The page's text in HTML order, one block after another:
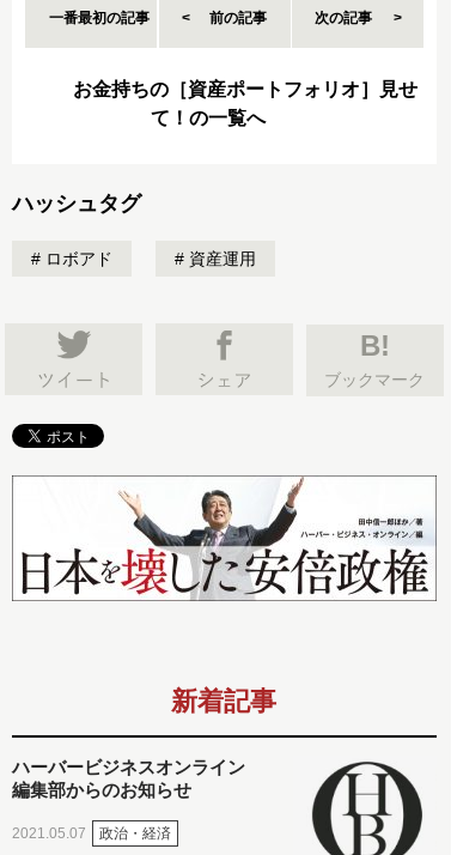
一番最初の記事 前の記事 次の記事
お金持ちの［資産ポートフォリオ］見せ
て！の一覧へ
ハッシュタグ
ロボアド 資産運用
B!
ブックマーク
新着記事
ハーバービジネスオンライン
編集部からのお知らせ
2021.05.07 政治・経済